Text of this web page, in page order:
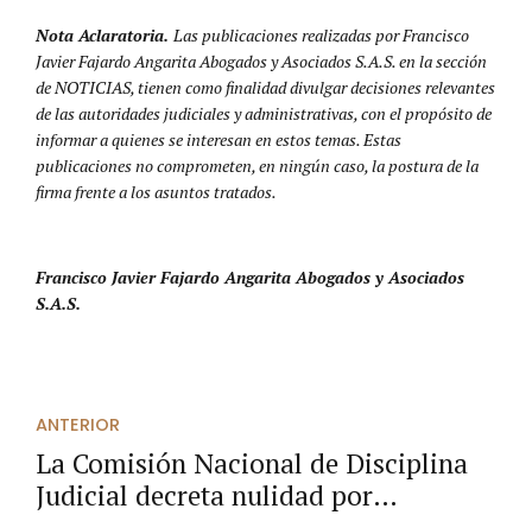
Nota Aclaratoria.Las publicaciones realizadas por Francisco
Javier Fajardo Angarita Abogados y Asociados S.A.S. en la sección
de NOTICIAS, tienen como finalidad divulgar decisiones relevantes
de las autoridades judiciales y administrativas, con el propósito de
informar a quienes se interesan en estos temas. Estas
publicaciones no comprometen, en ningún caso, la postura de la
firma frente a los asuntos tratados.
Francisco Javier Fajardo Angarita Abogados y Asociados
S.A.S.
ANTERIOR
La Comisión Nacional de Disciplina
Judicial decreta nulidad por